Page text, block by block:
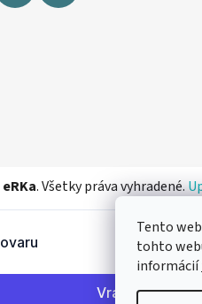
Tento
tohto
informácií
eRKa. Všetky práva vyhradené.